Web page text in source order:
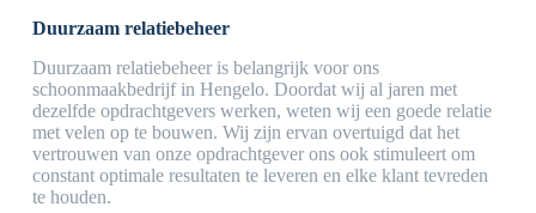
Duurzaam relatiebeheer
Duurzaam relatiebeheer is belangrijk voor ons
schoonmaakbedrijf in Hengelo. Doordat wij al jaren met
dezelfde opdrachtgevers werken, weten wij een goede relatie
met velen op te bouwen. Wij zijn ervan overtuigd dat het
vertrouwen van onze opdrachtgever ons ook stimuleert om
constant optimale resultaten te leveren en elke klant tevreden
te houden.